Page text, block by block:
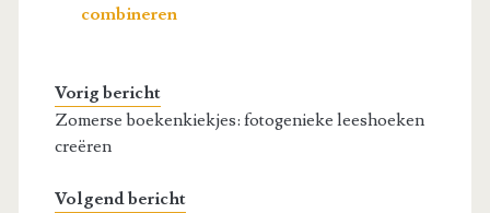
combineren
Vorig bericht
Zomerse boekenkiekjes: fotogenieke leeshoeken
creëren
Volgend bericht